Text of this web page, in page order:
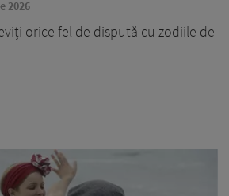
2026
orice fel de dispută cu zodiile de